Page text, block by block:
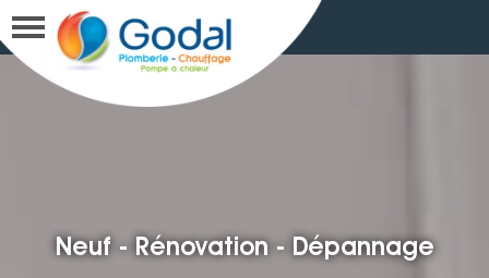
Neuf - Rénovation - Dépannage